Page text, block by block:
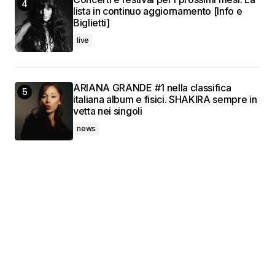
lista in continuo aggiornamento [Info e
Biglietti]
live
ARIANA GRANDE #1 nella classifica
italiana album e fisici. SHAKIRA sempre in
vetta nei singoli
news